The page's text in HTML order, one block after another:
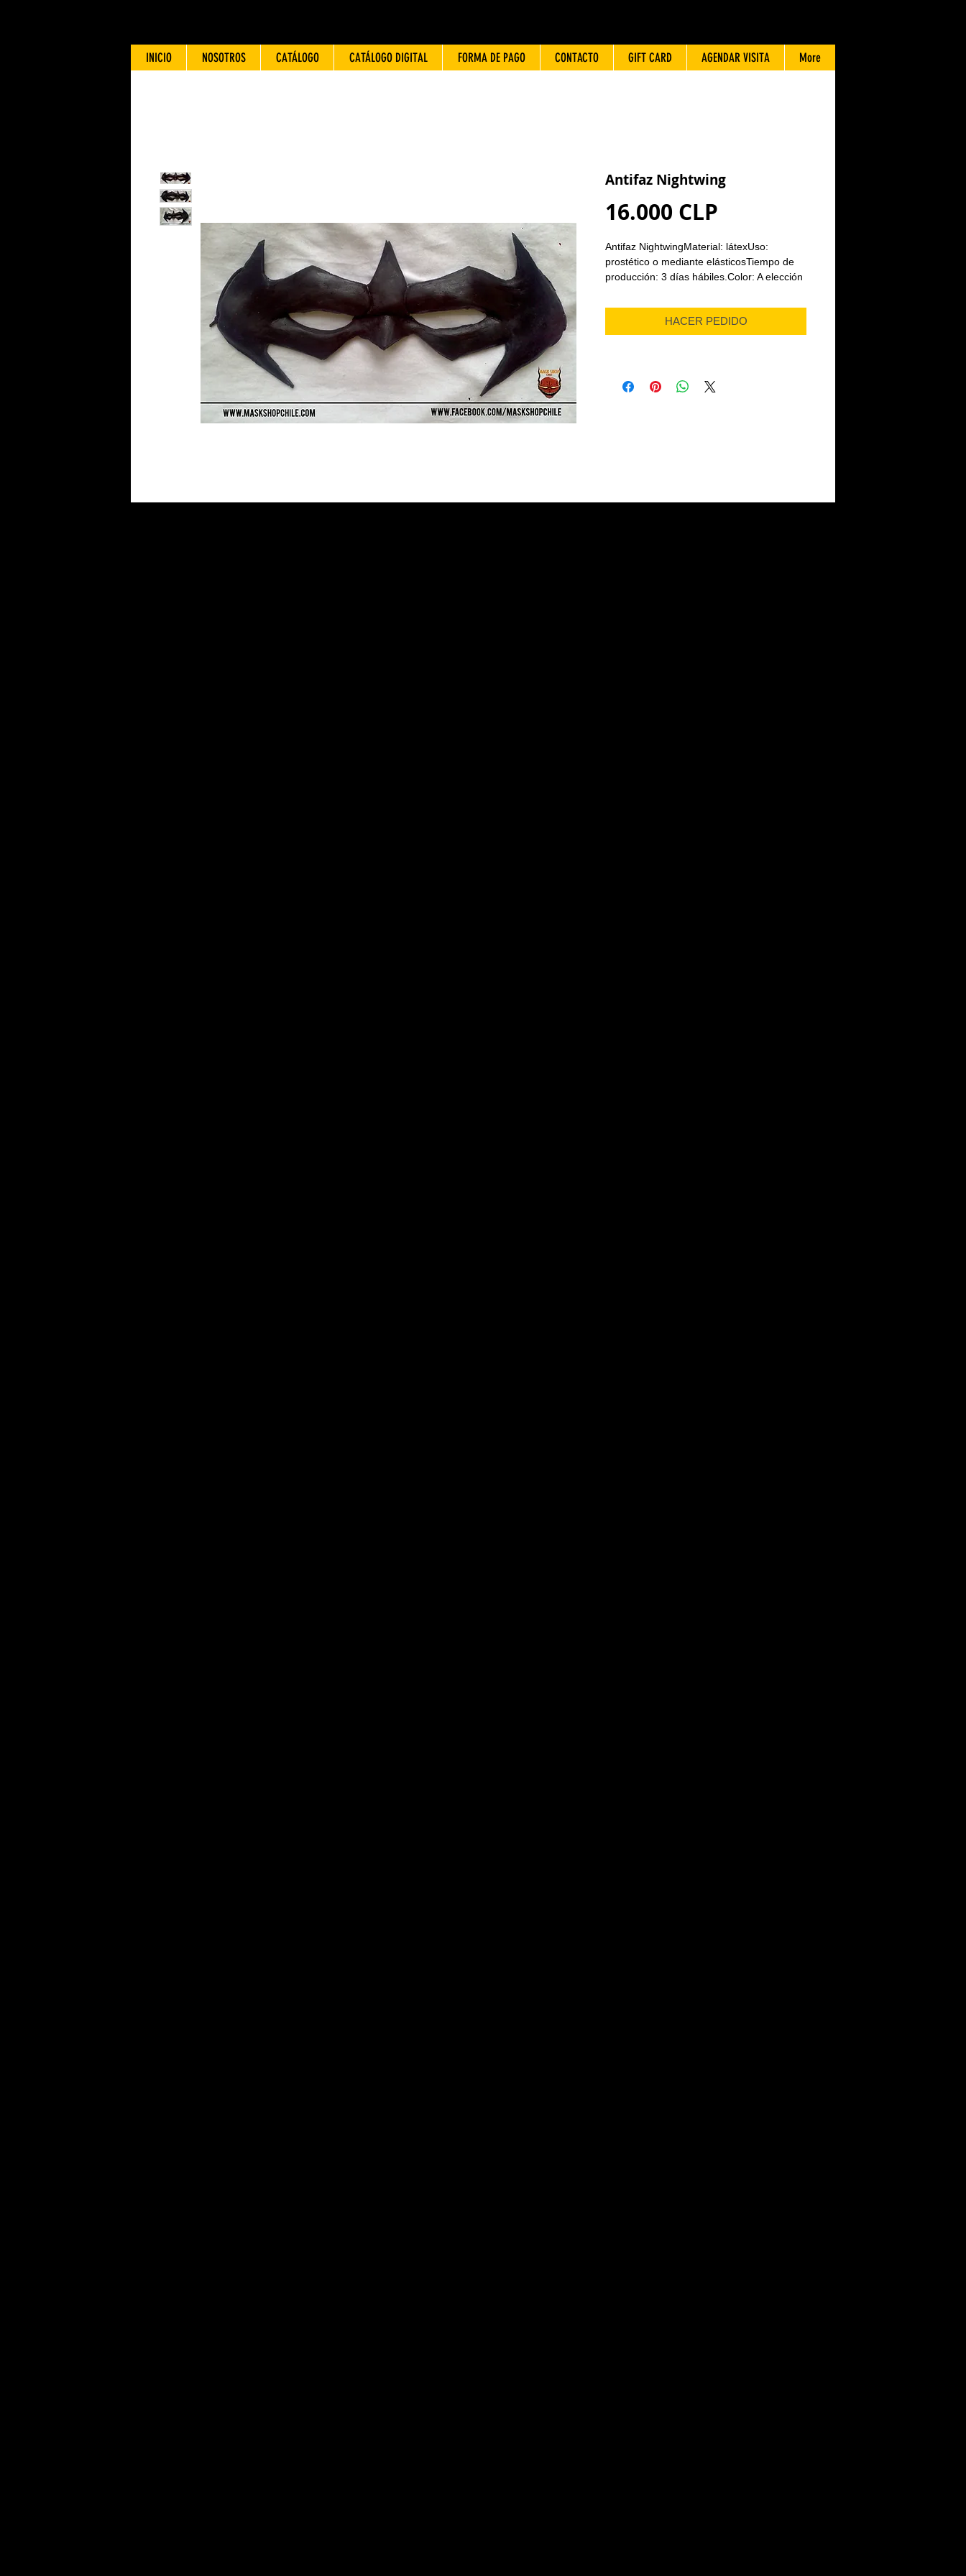
INICIO NOSOTROS CATÁLOGO CATÁLOGO DIGITAL FORMA DE PAGO CONTACTO GIFT CARD AGENDAR VISITA More
Antifaz Nightwing
16.000 CLP
Antifaz NightwingMaterial: látexUso:
prostético o mediante elásticosTiempo de
producción: 3 días hábiles.Color: A elección
HACER PEDIDO